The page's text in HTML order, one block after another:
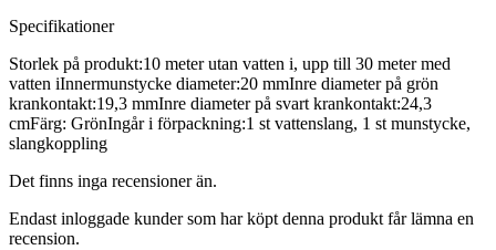
Specifikationer
Storlek på produkt:10 meter utan vatten i, upp till 30 meter med
vatten iInnermunstycke diameter:20 mmInre diameter på grön
krankontakt:19,3 mmInre diameter på svart krankontakt:24,3
cmFärg: GrönIngår i förpackning:1 st vattenslang, 1 st munstycke,
slangkoppling
Det finns inga recensioner än.
Endast inloggade kunder som har köpt denna produkt får lämna en
recension.